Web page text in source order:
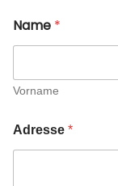
Name *
Vorname
Adresse *